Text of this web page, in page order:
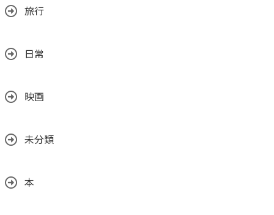
旅行
日常
映画
未分類
本